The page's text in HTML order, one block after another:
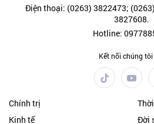
Điện thoại: (0263) 3822473;
3827608.
Hotline:
Kết nối chúng
Chính trị
Kinh tế
Đời